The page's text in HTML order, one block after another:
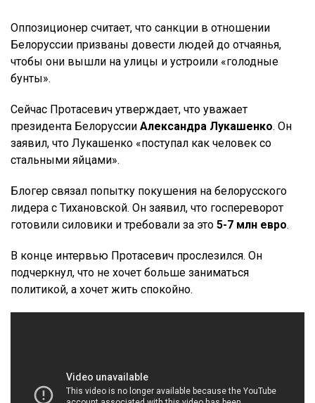
Оппозиционер считает, что санкции в отношении
Белоруссии призваны довести людей до отчаянья,
чтобы они вышли на улицы и устроили «голодные
бунты».
Сейчас Протасевич утверждает, что уважает
президента Белоруссии Александра Лукашенко. Он
заявил, что Лукашенко «поступал как человек со
стальными яйцами».
Блогер связал попытку покушения на белорусского
лидера с Тихановской. Он заявил, что госпереворот
готовили силовики и требовали за это 5-7 млн евро.
В конце интервью Протасевич прослезился. Он
подчеркнул, что не хочет больше заниматься
политикой, а хочет жить спокойно.